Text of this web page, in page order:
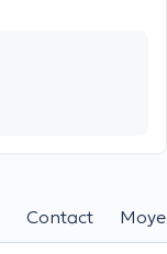
Contact